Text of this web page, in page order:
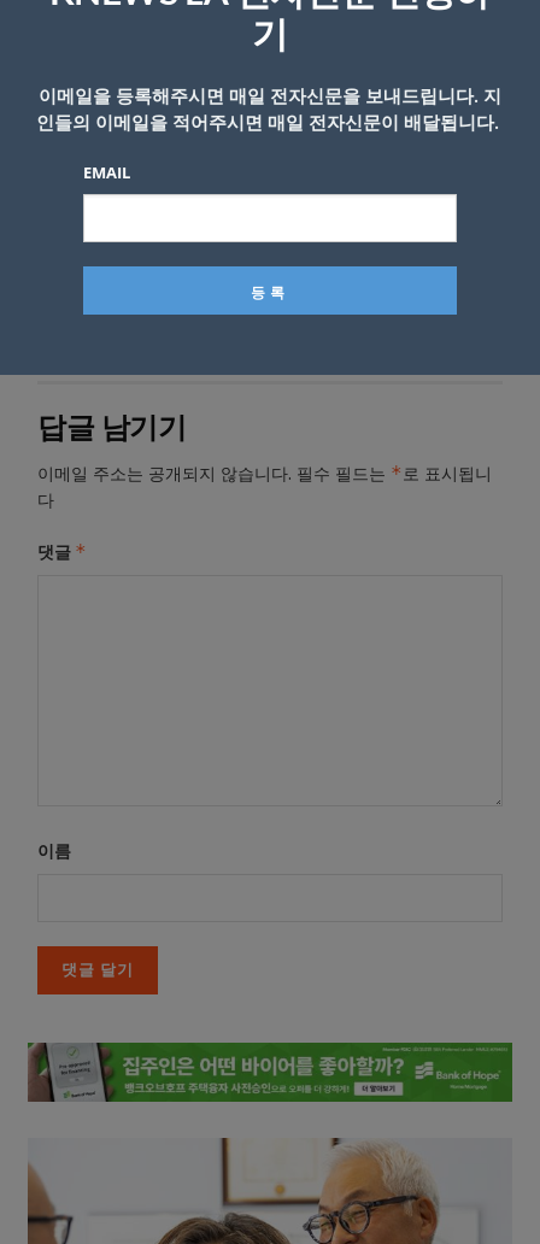
답글 남기기
이메일 주소는 공개되지 않습니다. 필수 필드는 *로 표시됩니
다
댓글 *
이름
기
이메일을 등록해주시면 매일 전자신문을 보내드립니다. 지
인들의 이메일을 적어주시면 매일 전자신문이 배달됩니다.
EMAIL